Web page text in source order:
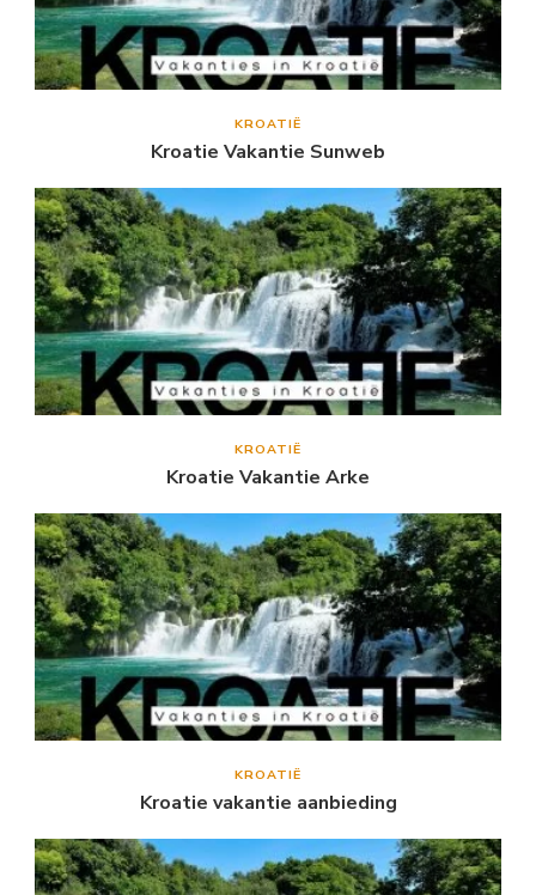
KROATIË
Kroatie Vakantie Sunweb
KROATIË
Kroatie Vakantie Arke
KROATIË
Kroatie vakantie aanbieding